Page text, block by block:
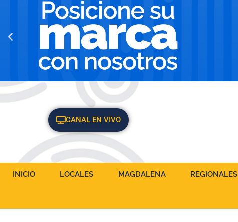
CANAL EN VIVO
INICIO LOCALES MAGDALENA REGIONALES